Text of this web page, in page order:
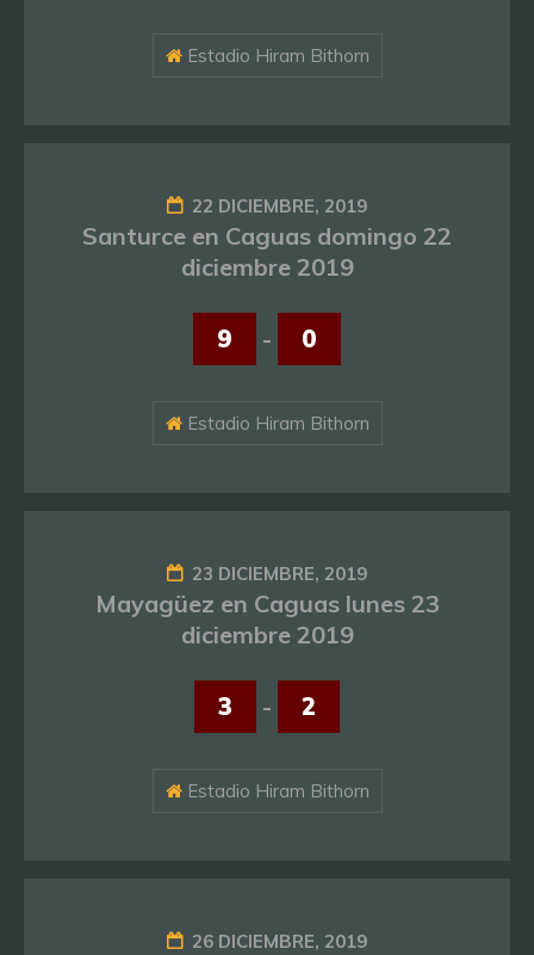
Estadio Hiram Bithorn
22 DICIEMBRE, 2019
Santurce en Caguas domingo 22
diciembre 2019
9 - 0
Estadio Hiram Bithorn
23 DICIEMBRE, 2019
Mayagüez en Caguas lunes 23
diciembre 2019
3 - 2
Estadio Hiram Bithorn
26 DICIEMBRE, 2019